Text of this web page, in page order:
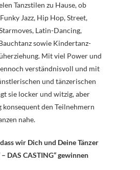
Tanzstilen zu Hause, ob
Jazz, Hip Hop, Street,
Latin-Dancing,
sowie Kindertanz-
Mit viel Power und
verständnisvoll und mit
und tänzerischen
sie locker und witzig, aber
konsequent den Teilnehmern
nahe.
wir Dich und Deine Tänzer
DAS CASTING“ gewinnen